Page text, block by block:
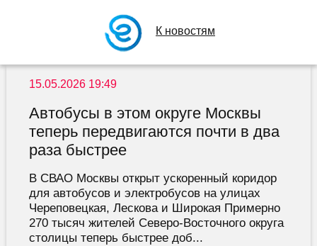
К новостям
15.05.2026 19:49
Автобусы в этом округе Москвы
теперь передвигаются почти в два
раза быстрее
В СВАО Москвы открыт ускоренный коридор
для автобусов и электробусов на улицах
Череповецкая, Лескова и Широкая Примерно
270 тысяч жителей Северо-Восточного округа
столицы теперь быстрее доб...